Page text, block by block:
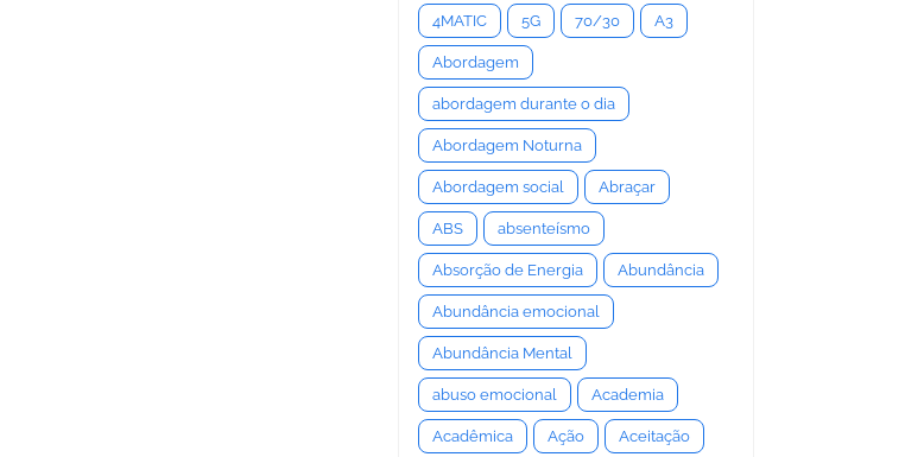
4MATIC 5G 70/30 A3
Abordagem
abordagem durante o dia
Abordagem Noturna
Abordagem social Abraçar
ABS absenteísmo
Absorção de Energia Abundância
Abundância emocional
Abundância Mental
abuso emocional Academia
Acadêmica Ação Aceitação